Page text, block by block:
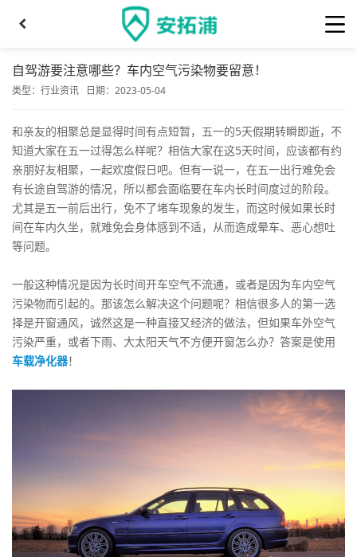
自驾游要注意哪些？车内空气污染物要留意！
类型： 行业资讯 日期：2023-05-04
和亲友的相聚总是显得时间有点短暂，五一的5天假期转瞬即逝，不
知道大家在五一过得怎么样呢？相信大家在这5天时间，应该都有约
亲朋好友相聚，一起欢度假日吧。但有一说一，在五一出行难免会
有长途自驾游的情况，所以都会面临要在车内长时间度过的阶段。
尤其是五一前后出行，免不了堵车现象的发生，而这时候如果长时
间在车内久坐，就难免会身体感到不适，从而造成晕车、恶心想吐
等问题。
一般这种情况是因为长时间开车空气不流通，或者是因为车内空气
污染物而引起的。那该怎么解决这个问题呢？相信很多人的第一选
择是开窗通风，诚然这是一种直接又经济的做法，但如果车外空气
污染严重，或者下雨、大太阳天气不方便开窗怎么办？答案是使用
车载净化器！